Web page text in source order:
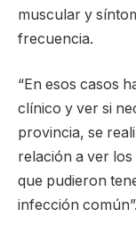
muscular y
frecuencia.
“En esos casos
clínico y ver si
provincia, se
relación a ver
que pudieron
infección común”.